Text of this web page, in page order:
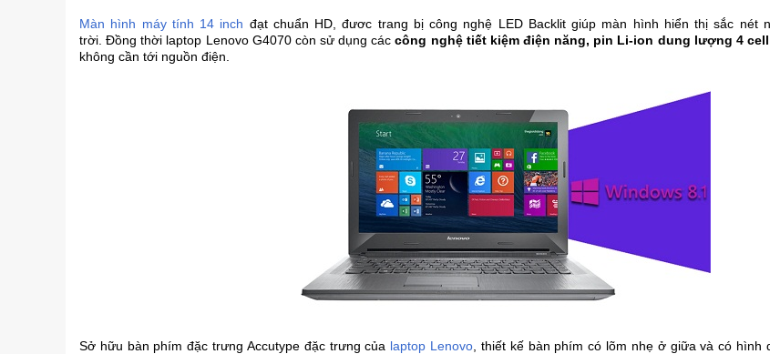
Màn hình máy tính 14 inch đạt chuẩn HD, đươc trang bị công nghệ LED Backlit giúp màn hình hiển thị sắc nét
trời. Đồng thời laptop Lenovo G4070 còn sử dụng cáccông nghệ tiết kiệm điện năng, pin Li-ion dung lượng 4 cell
không cần tới nguồn điện.
Sở hữu bàn phím đặc trưng Accutype đặc trưng của laptop Lenovo , thiết kế bàn phím có lõm nhẹ ở giữa và có